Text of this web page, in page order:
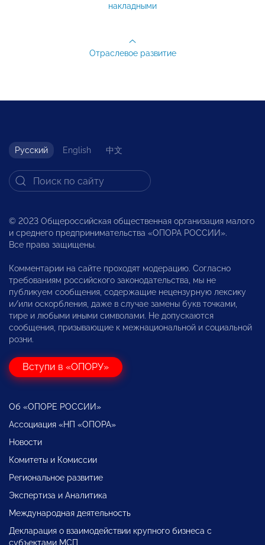
накладными
Отраслевое развитие
Русский English 中文
© 2023 Общероссийская общественная организация малого
и среднего предпринимательства «ОПОРА РОССИИ».
Все права защищены.
Комментарии на сайте проходят модерацию. Согласно
требованиям российского законодательства, мы не
публикуем сообщения, содержащие нецензурную лексику
и/или оскорбления, даже в случае замены букв точками,
тире и любыми иными символами. Не допускаются
сообщения, призывающие к межнациональной и социальной
розни.
Вступи в «ОПОРУ»
Об «ОПОРЕ РОССИИ»
Ассоциация «НП «ОПОРА»
Новости
Комитеты и Комиссии
Региональное развитие
Экспертиза и Аналитика
Международная деятельность
Декларация о взаимодействии крупного бизнеса с
субъектами МСП